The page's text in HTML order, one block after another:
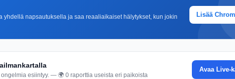
napsautuksella ja saa reaaliaikaiset hälytykset, kun jokin
Lisää
esiintyy. — 🌍 0 raporttia useista eri paikoista
Avaa Live-